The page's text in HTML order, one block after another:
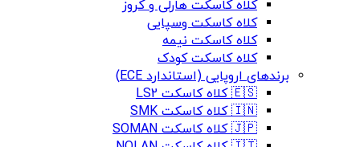
کلاه کاسکت هارلی و کروز
کلاه کاسکت وسپایی
کلاه کاسکت نیمه
کلاه کاسکت کودک
برندهای اروپایی (استاندارد ECE)
🇪🇸 کلاه کاسکت LS2
🇮🇳 کلاه کاسکت SMK
🇯🇵 کلاه کاسکت SOMAN